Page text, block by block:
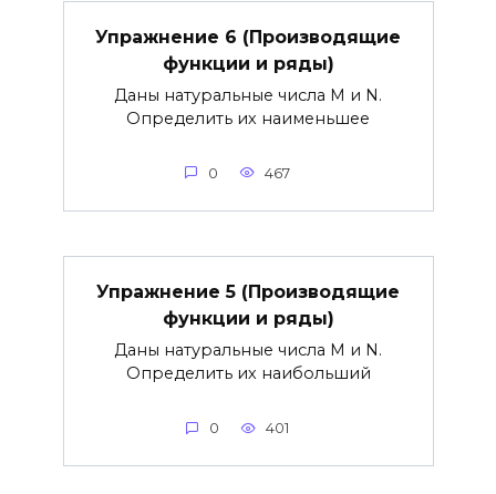
Упражнение 6 (Производящие
функции и ряды)
Даны натуральные числа М и N.
Определить их наименьшее
0 467
Упражнение 5 (Производящие
функции и ряды)
Даны натуральные числа М и N.
Определить их наибольший
0 401